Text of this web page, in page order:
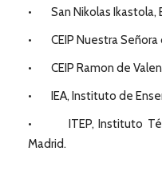
• San Nikolas Ikastola,
• CEIP Nuestra Señora
• CEIP Ramon de
• IEA, Instituto de
• ITEP, Instituto
Madrid.